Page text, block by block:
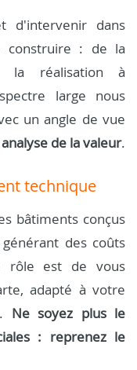
d'intervenir dans
construire : de la
la réalisation à
large nous
un angle de vue
de la valeur.
technique
bâtiments conçus
des coûts
rôle est de vous
adapté à votre
Ne soyez plus le
: reprenez le